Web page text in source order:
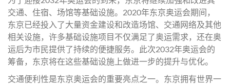
交通、住宿、场馆等基础设施。2020年东京奥运会期间，
东京已经投入了大量资金建设和改造场馆、交通网络及其他
相关设施，许多基础设施项目不仅满足了奥运需求，还在奥
运后为市民提供了持续的便捷服务。此次2032年奥运会的
筹备，东京将在这些基础设施上做进一步的提升与优化。
交通便利性是东京奥运会的重要亮点之一。东京拥有世界一